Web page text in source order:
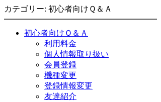
カテゴリー: 初心者向けＱ＆Ａ
初心者向けＱ＆Ａ
利用料金
個人情報取り扱い
会員登録
機種変更
登録情報変更
友達紹介